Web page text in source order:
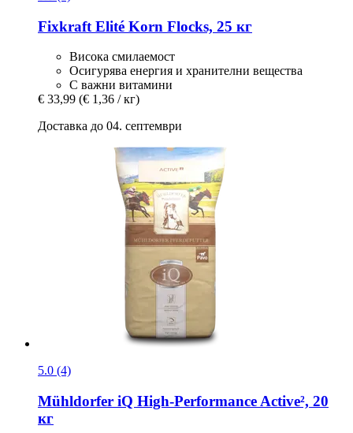
Fixkraft Elité Korn Flocks, 25 кг
Висока смилаемост
Осигурява енергия и хранителни вещества
С важни витамини
€ 33,99 (€ 1,36 / кг)
Доставка до 04. септември
5.0 (4)
Mühldorfer iQ High-​Performance Active², 20
кг